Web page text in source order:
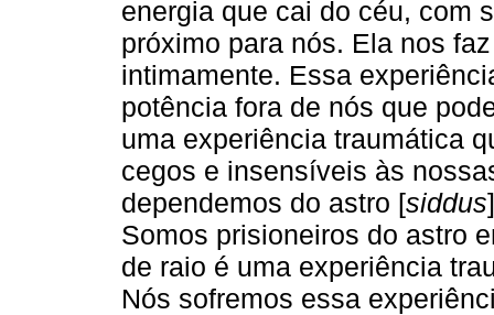
energia que cai do céu, com
próximo para nós. Ela nos
intimamente. Essa
potência fora de nós que
uma experiência traumática
cegos e insensíveis às
dependemos do astro [siddus
Somos prisioneiros do astro
de raio é uma experiência
Nós sofremos essa